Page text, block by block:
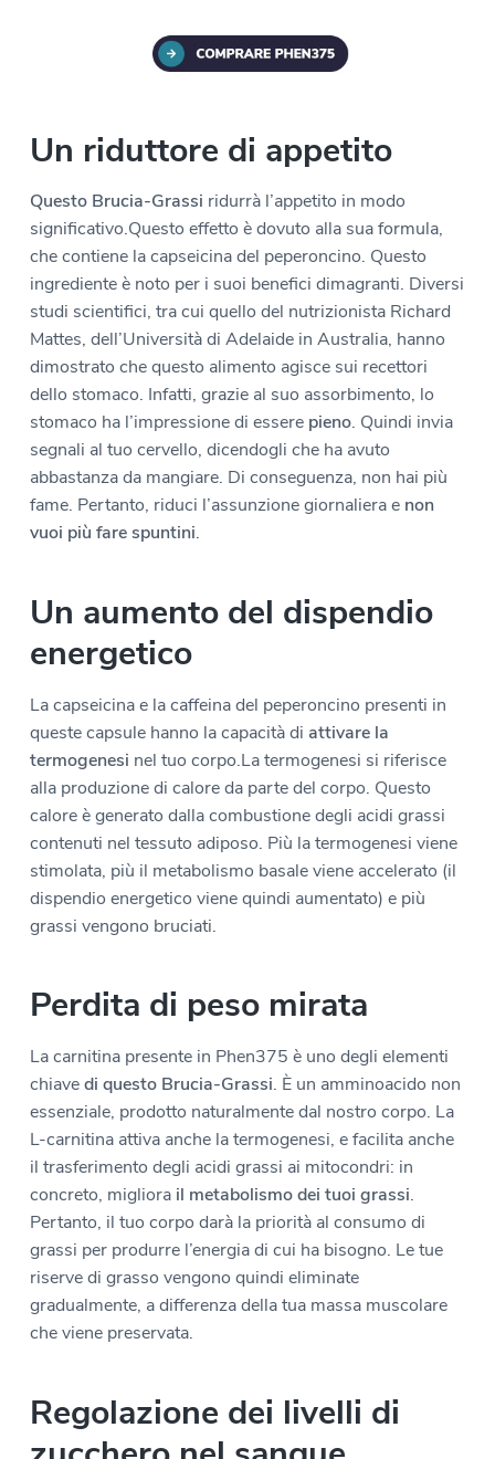
Un riduttore di appetito
Questo Brucia-Grassi ridurrà l’appetito in modo
significativo.Questo effetto è dovuto alla sua formula,
che contiene la capseicina del peperoncino. Questo
ingrediente è noto per i suoi benefici dimagranti. Diversi
studi scientifici, tra cui quello del nutrizionista Richard
Mattes, dell’Università di Adelaide in Australia, hanno
dimostrato che questo alimento agisce sui recettori
dello stomaco. Infatti, grazie al suo assorbimento, lo
stomaco ha l’impressione di essere pieno. Quindi invia
segnali al tuo cervello, dicendogli che ha avuto
abbastanza da mangiare. Di conseguenza, non hai più
fame. Pertanto, riduci l’assunzione giornaliera e non
vuoi più fare spuntini.
Un aumento del dispendio
energetico
La capseicina e la caffeina del peperoncino presenti in
queste capsule hanno la capacità di attivare la
termogenesi nel tuo corpo.La termogenesi si riferisce
alla produzione di calore da parte del corpo. Questo
calore è generato dalla combustione degli acidi grassi
contenuti nel tessuto adiposo. Più la termogenesi viene
stimolata, più il metabolismo basale viene accelerato (il
dispendio energetico viene quindi aumentato) e più
grassi vengono bruciati.
Perdita di peso mirata
La carnitina presente in Phen375 è uno degli elementi
chiavedi questo Brucia-Grassi. È un amminoacido non
essenziale, prodotto naturalmente dal nostro corpo. La
L-carnitina attiva anche la termogenesi, e facilita anche
il trasferimento degli acidi grassi ai mitocondri: in
concreto, migliora il metabolismo dei tuoi grassi.
Pertanto, il tuo corpo darà la priorità al consumo di
grassi per produrre l’energia di cui ha bisogno. Le tue
riserve di grasso vengono quindi eliminate
gradualmente, a differenza della tua massa muscolare
che viene preservata.
Regolazione dei livelli di